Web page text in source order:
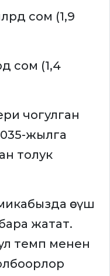
сом (1,9
сом (1,4
чогулган
жылга
толук
өсүш
жатат.
темп менен